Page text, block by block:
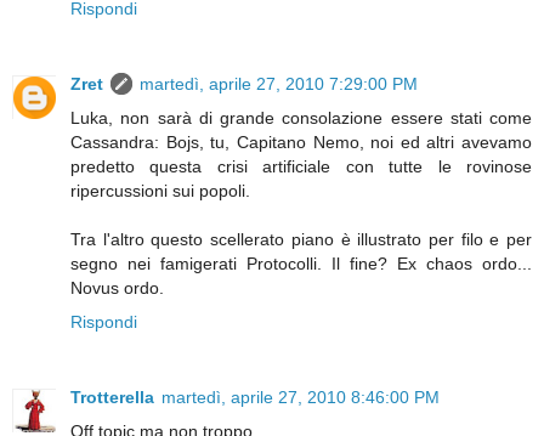
Rispondi
Zret
martedì, aprile 27, 2010 7:29:00 PM
Luka, non sarà di grande consolazione essere stati come
Cassandra: Bojs, tu, Capitano Nemo, noi ed altri avevamo
predetto questa crisi artificiale con tutte le rovinose
ripercussioni sui popoli.
Tra l'altro questo scellerato piano è illustrato per filo e per
segno nei famigerati Protocolli. Il fine? Ex chaos ordo...
Novus ordo.
Rispondi
Trotterella martedì, aprile 27, 2010 8:46:00 PM
Off topic ma non troppo.